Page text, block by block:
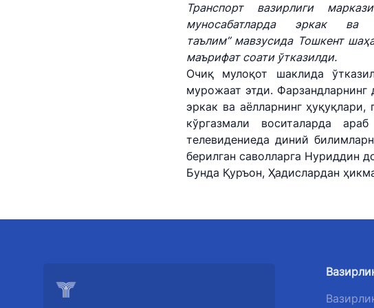
Давлат дастурлари
Саломатлик рукни
Ҳисобот
Транспорт вазирлиги
муносабатларда эркак
таълим” мавзусида Тошкент
маърифат соати ўтказилди.
Очиқ мулоқот шаклида
мурожаат этди.
эркак ва аёлларнинг
кўргазмали воситаларда
телевидениеда диний
берилган саволларга Нуриддин
Бунда Қуръон, Ҳадислардан